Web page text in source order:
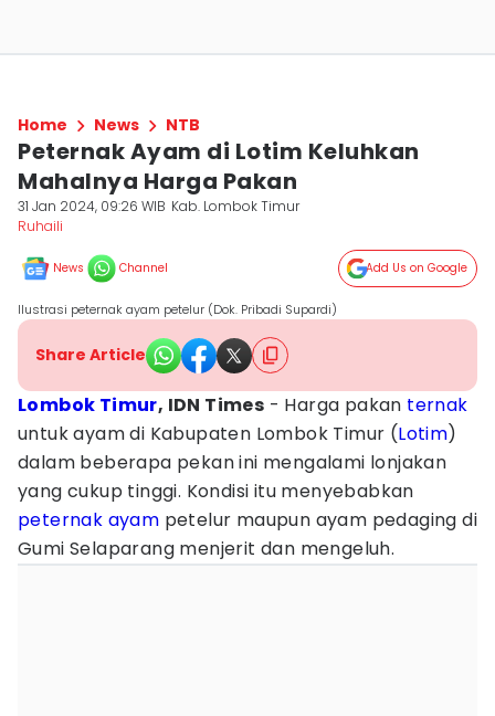
Home News NTB
Peternak Ayam di Lotim Keluhkan
Mahalnya Harga Pakan
31 Jan 2024, 09:26 WIB Kab. Lombok Timur
Ruhaili
News Channel Add Us on Google
Ilustrasi peternak ayam petelur (Dok. Pribadi Supardi)
Share Article
Lombok Timur, IDN Times - Harga pakan ternak
untuk ayam di Kabupaten Lombok Timur (Lotim)
dalam beberapa pekan ini mengalami lonjakan
yang cukup tinggi. Kondisi itu menyebabkan
peternak ayam petelur maupun ayam pedaging di
Gumi Selaparang menjerit dan mengeluh.